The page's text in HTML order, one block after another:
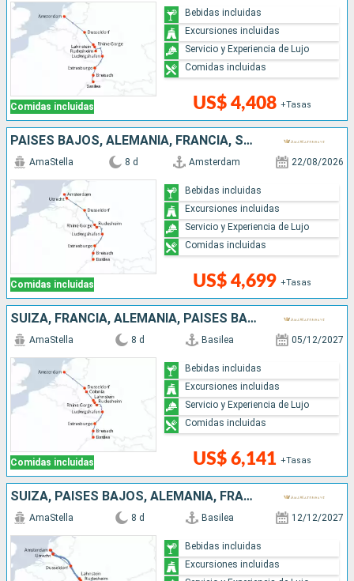
Comidas incluidas US$ 4,408 +Tasas
Bebidas incluidas
Excursiones incluidas
Servicio y Experiencia de Lujo
Comidas incluidas
PAISES BAJOS, ALEMANIA, FRANCIA, SUIZA
Comidas incluidas
AmaStella 8 d Amsterdam 22/08/2026
US$ 4,699 +Tasas
Bebidas incluidas
Excursiones incluidas
Servicio y Experiencia de Lujo
Comidas incluidas
SUIZA, FRANCIA, ALEMANIA, PAISES BAJOS
Comidas incluidas
AmaStella 8 d Basilea 05/12/2027
US$ 6,141 +Tasas
Bebidas incluidas
Excursiones incluidas
Servicio y Experiencia de Lujo
Comidas incluidas
SUIZA, PAISES BAJOS, ALEMANIA, FRANCIA, REPÚBLICA DOMINICANA
AmaStella 8 d Basilea 12/12/2027
Bebidas incluidas
Excursiones incluidas